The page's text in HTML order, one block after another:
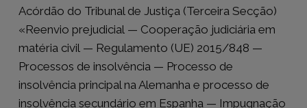
Acórdão do Tribunal de Justiça (Terceira Secção)
«Reenvio prejudicial — Cooperação judiciária em
matéria civil — Regulamento (UE) 2015/848 —
Processos de insolvência — Processo de
insolvência principal na Alemanha e processo de
insolvência secundário em Espanha — Impugnação